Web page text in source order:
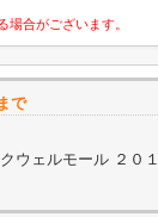
合がございます。
で
ウェルモール ２０１